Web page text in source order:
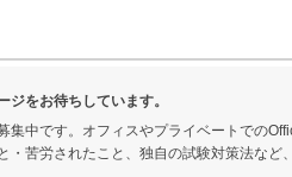
ジをお待ちしています。
集中です。オフィスやプライベートでの
・苦労されたこと、独自の試験対策法など